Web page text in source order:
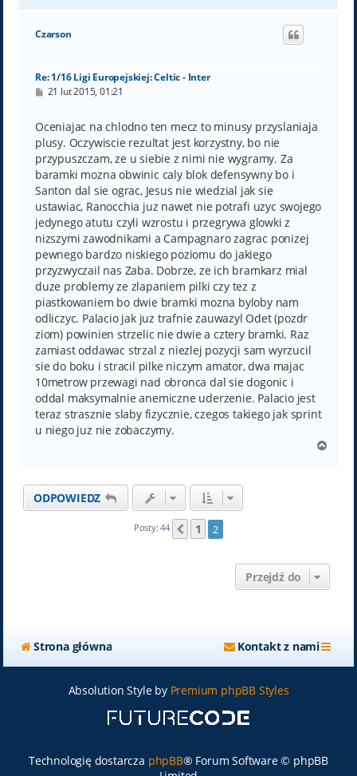
g
Czarson
Re: 1/16 Ligi Europejskiej: Celtic - Inter
P
t
21 lut 2015, 01:21
Oceniajac na chlodno ten mecz to minusy przyslaniaja
plusy. Oczywiscie rezultat jest korzystny, bo nie
przypuszczam, ze u siebie z nimi nie wygramy. Za
baramki mozna obwinic caly blok defensywny bo i
Santon dal sie ograc, Jesus nie wiedzial jak sie
ustawiac, Ranocchia juz nawet nie potrafi uzyc swojego
jedynego atutu czyli wzrostu i przegrywa glowki z
nizszymi zawodnikami a Campagnaro zagrac ponizej
pewnego bardzo niskiego poziomu do jakiego
przyzwyczail nas Zaba. Dobrze, ze ich bramkarz mial
duze problemy ze zlapaniem pilki czy tez z
piastkowaniem bo dwie bramki mozna byloby nam
odliczyc. Palacio jak juz trafnie zauwazyl Odet (pozdr
ziom) powinien strzelic nie dwie a cztery bramki. Raz
zamiast oddawac strzal z niezlej pozycji sam wyrzucil
sie do boku i stracil pilke niczym amator, dwa majac
10metrow przewagi nad obronca dal sie dogonic i
oddal maksymalnie anemiczne uderzenie. Palacio jest
teraz strasznie slaby fizycznie, czegos takiego jak sprint
u niego juz nie zobaczymy.
ODPOWIEDZ
Posty: 44 Poprzednia
1 2
Przejdź do
Strona główna Kontakt z nami
Absolution Style by Premium phpBB Styles
Technologię dostarcza phpBB® Forum Software © phpBB